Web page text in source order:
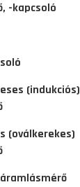
-kapcsoló
(indukciós)
(oválkerekes)